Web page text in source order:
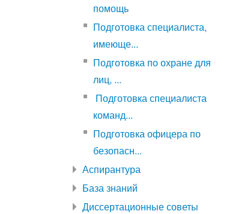
помощь
Подготовка специалиста,
имеюще...
Подготовка по охране для
лиц, ...
Подготовка специалиста
команд...
Подготовка офицера по
безопасн...
Аспирантура
База знаний
Диссертационные советы